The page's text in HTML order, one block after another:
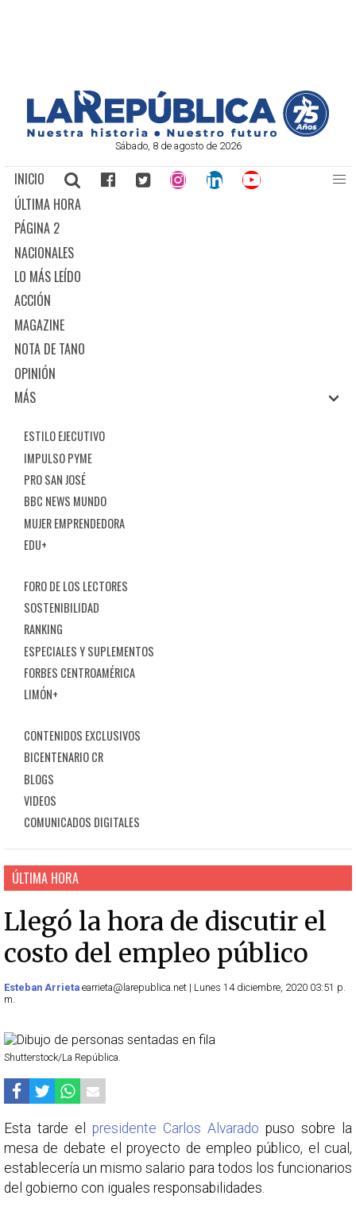
Sábado, 8 de agosto de 2026
INICIO
ÚLTIMA HORA
PÁGINA 2
NACIONALES
LO MÁS LEÍDO
ACCIÓN
MAGAZINE
NOTA DE TANO
OPINIÓN
MÁS
ESTILO EJECUTIVO
IMPULSO PYME
PRO SAN JOSÉ
BBC NEWS MUNDO
MUJER EMPRENDEDORA
EDU+
FORO DE LOS LECTORES
SOSTENIBILIDAD
RANKING
ESPECIALES Y SUPLEMENTOS
FORBES CENTROAMÉRICA
LIMÓN+
CONTENIDOS EXCLUSIVOS
BICENTENARIO CR
BLOGS
VIDEOS
COMUNICADOS DIGITALES
ÚLTIMA HORA
Llegó la hora de discutir el
costo del empleo público
Esteban Arrieta earrieta@larepublica.net | Lunes 14 diciembre, 2020 03:51 p.
m.
Shutterstock/La República.
Esta tarde el presidente Carlos Alvarado puso sobre la
mesa de debate el proyecto de empleo público, el cual,
establecería un mismo salario para todos los funcionarios
del gobierno con iguales responsabilidades.